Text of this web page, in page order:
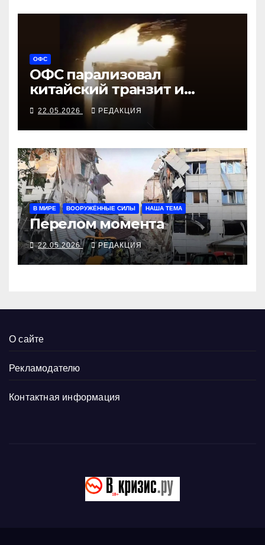
ОФС
ОФС парализовал
китайский транзит и
вертолётный завод
22.05.2026 РЕДАКЦИЯ
В МИРЕ ВООРУЖЁННЫЕ СИЛЫ НАША ТЕМА
Перелом момента
22.05.2026 РЕДАКЦИЯ
О сайте
Рекламодателю
Контактная информация